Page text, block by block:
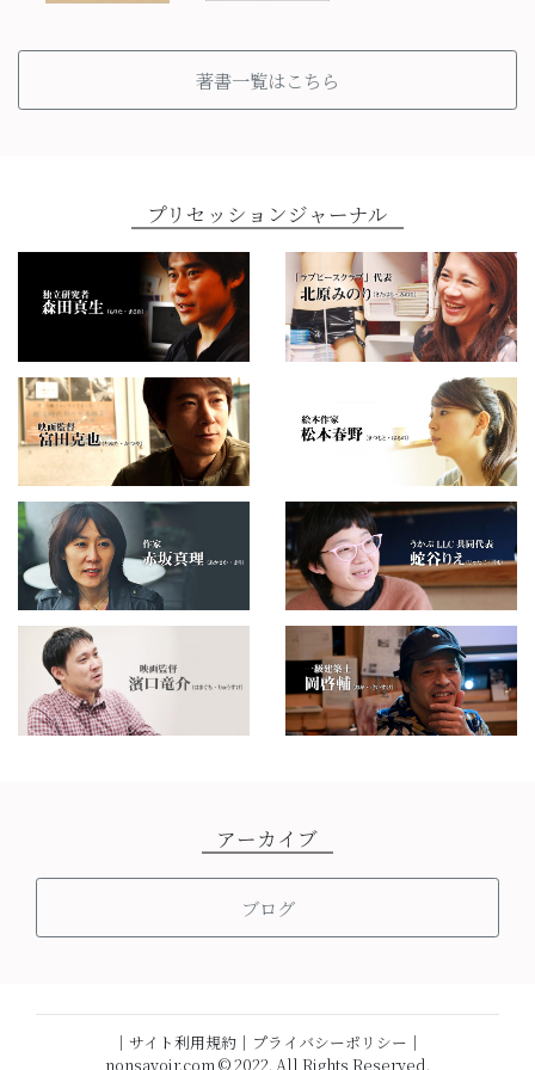
著書一覧はこちら
プリセッションジャーナル
アーカイブ
ブログ
│ サイト利用規約│ プライバシーポリシー │
nonsavoir.com © 2022. All Rights Reserved.